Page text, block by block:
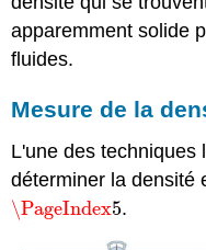
apparemment solide
fluides.
Mesure de la
L'une des techniques
déterminer la densité
\PageIndex5
\PageIndex5.